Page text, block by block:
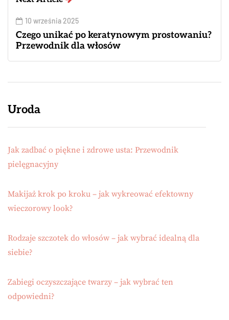
10 września 2025
Czego unikać po keratynowym prostowaniu?
Przewodnik dla włosów
Uroda
Jak zadbać o piękne i zdrowe usta: Przewodnik
pielęgnacyjny
Makijaż krok po kroku – jak wykreować efektowny
wieczorowy look?
Rodzaje szczotek do włosów – jak wybrać idealną dla
siebie?
Zabiegi oczyszczające twarzy – jak wybrać ten
odpowiedni?